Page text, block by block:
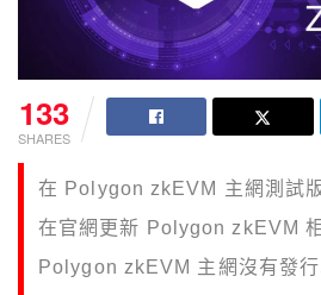
133
SHARES
在 Polygon zkEVM 主網測試
在官網更新 Polygon zkEVM
Polygon zkEVM 主網沒有發